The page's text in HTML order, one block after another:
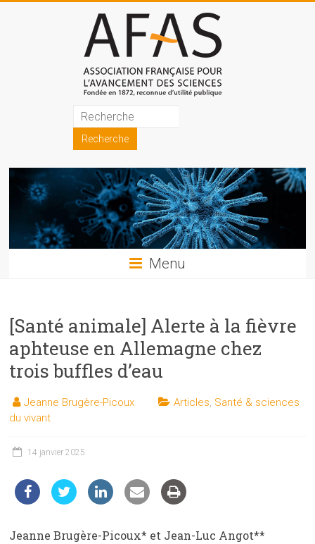
Association
française
pour
l'avancement
des
sciences
les
sciences
et
les
auprès
public
Menu
[Santé animale] Alerte à la fièvre
aphteuse en Allemagne chez
trois buffles d’eau
Jeanne Brugère-Picoux Articles Santé & sciences
du vivant
14 janvier 2025
Jeanne Brugère-Picoux* et Jean-Luc Angot**